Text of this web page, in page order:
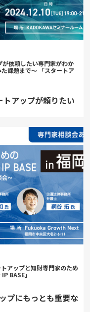
依頼したい専門家がわか
課題まで～ 「スタートア
トアップが頼りたい
アップと知財専門家のため
BASE」
プにもっとも重要な